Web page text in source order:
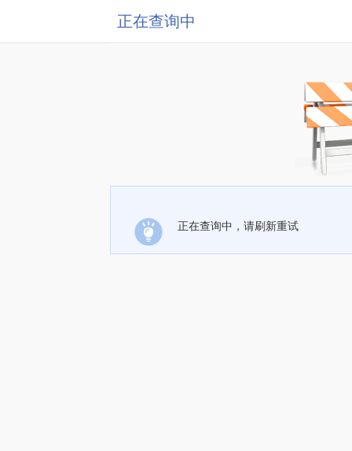
正在查询中
正在查询中，请刷新重试